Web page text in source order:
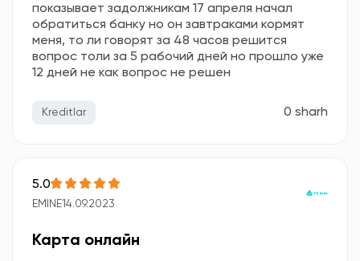
показывает задолжникам 17 апреля начал
обратиться банку но он завтраками кормят
меня, то ли говорят за 48 часов решится
вопрос толи за 5 рабочий дней но прошло уже
12 дней не как вопрос не решен
Kreditlar 0 sharh
5.0
EMINE14.09.2023
Карта онлайн